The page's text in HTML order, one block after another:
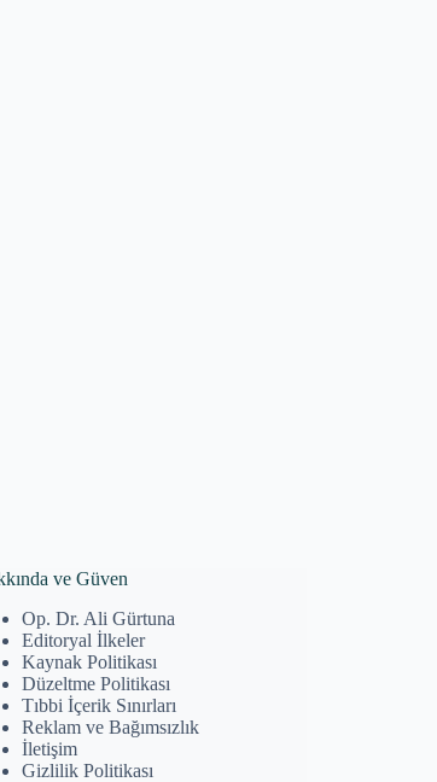
ve Güven
Op. Dr. Ali Gürtuna
Editoryal İlkeler
Kaynak Politikası
Düzeltme Politikası
Tıbbi İçerik Sınırları
Reklam ve Bağımsızlık
İletişim
Gizlilik Politikası